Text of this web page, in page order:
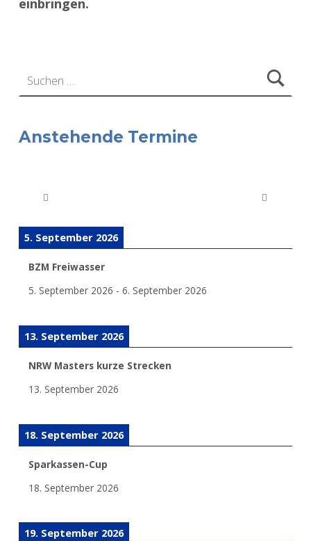
einbringen.
Zurück zur Hauptnavigation springen
Anstehende Termine
5. September 2026
BZM Freiwasser
5. September 2026 - 6. September 2026
13. September 2026
NRW Masters kurze Strecken
13. September 2026
18. September 2026
Sparkassen-Cup
18. September 2026
19. September 2026